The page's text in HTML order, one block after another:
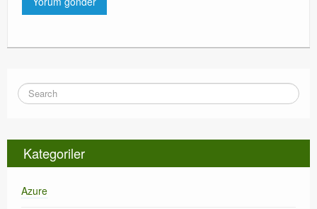
Kategoriler
Azure